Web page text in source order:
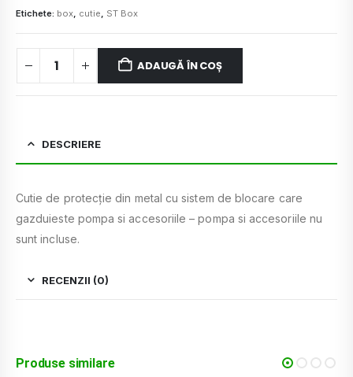
Etichete: box, cutie, ST Box
ADAUGĂ ÎN COȘ
DESCRIERE
Cutie de protecție din metal cu sistem de blocare care
gazduieste pompa si accesoriile – pompa si accesoriile nu
sunt incluse.
RECENZII (0)
Produse similare